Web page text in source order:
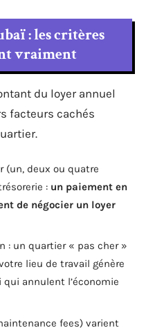
: les critères
vraiment
du loyer annuel
facteurs cachés
(un, deux ou quatre
: un paiement en
de négocier un loyer
: un quartier « pas cher »
lieu de travail génère
qui annulent l’économie
fees) varient